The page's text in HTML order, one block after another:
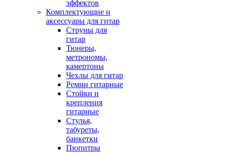
эффектов
Комплектующие и
аксессуары для гитар
Струны для
гитар
Тюнеры,
метрономы,
камертоны
Чехлы для гитар
Ремни гитарные
Стойки и
крепления
гитарные
Стулья,
табуреты,
банкетки
Пюпитры